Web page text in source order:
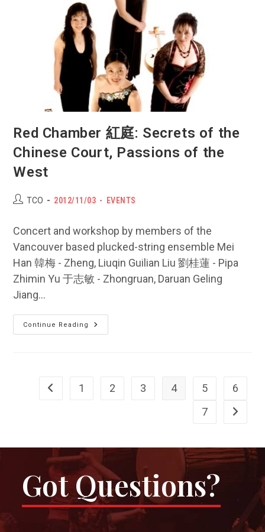
多
倫
多
中
華
文
化
中
心
舉
行
Red Chamber 紅庭: Secrets of the
Chinese Court, Passions of the
West
PostTCO
POST
2012/11/03
Post
EVENTS
Concert and workshop by members of the
Vancouver based plucked-string ensemble Mei
Han 韓梅 - Zheng, Liuqin Guilian Liu 劉桂蓮 - Pipa
Zhimin Yu 于志敏 - Zhongruan, Daruan Geling
Jiang…
Continue Reading
Red
Chamber
Chinese
Court,
Go to the previous page
1 2 3 4 5
6
7
Go to
Got Questions?